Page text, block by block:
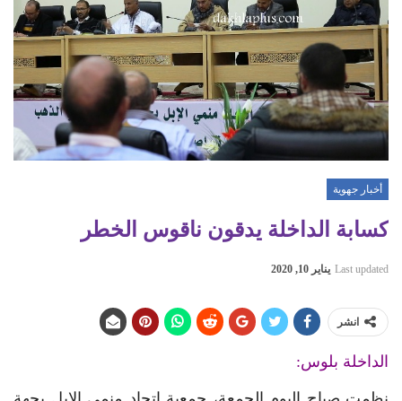
أخبار جهوية
كسابة الداخلة يدقون ناقوس الخطر
Last updated يناير 10, 2020
انشر
الداخلة بلوس: